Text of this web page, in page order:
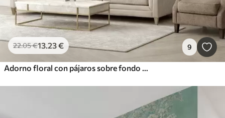
22.05€13.23€ 9
Adorno floral con pájaros sobre fondo neutro